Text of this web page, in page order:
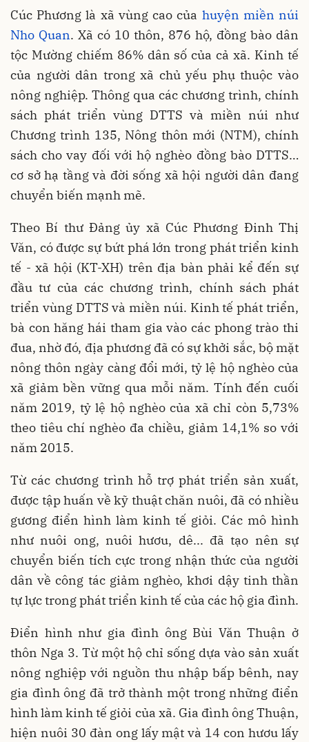
Cúc Phương là xã vùng cao của huyện miền núi
Nho Quan. Xã có 10 thôn, 876 hộ, đồng bào dân
tộc Mường chiếm 86% dân số của cả xã. Kinh tế
của người dân trong xã chủ yếu phụ thuộc vào
nông nghiệp. Thông qua các chương trình, chính
sách phát triển vùng DTTS và miền núi như
Chương trình 135, Nông thôn mới (NTM), chính
sách cho vay đối với hộ nghèo đồng bào DTTS…
cơ sở hạ tầng và đời sống xã hội người dân đang
chuyển biến mạnh mẽ.
Theo Bí thư Đảng ủy xã Cúc Phương Đinh Thị
Văn, có được sự bứt phá lớn trong phát triển kinh
tế - xã hội (KT-XH) trên địa bàn phải kể đến sự
đầu tư của các chương trình, chính sách phát
triển vùng DTTS và miền núi. Kinh tế phát triển,
bà con hăng hái tham gia vào các phong trào thi
đua, nhờ đó, địa phương đã có sự khởi sắc, bộ mặt
nông thôn ngày càng đổi mới, tỷ lệ hộ nghèo của
xã giảm bền vững qua mỗi năm. Tính đến cuối
năm 2019, tỷ lệ hộ nghèo của xã chỉ còn 5,73%
theo tiêu chí nghèo đa chiều, giảm 14,1% so với
năm 2015.
Từ các chương trình hỗ trợ phát triển sản xuất,
được tập huấn về kỹ thuật chăn nuôi, đã có nhiều
gương điển hình làm kinh tế giỏi. Các mô hình
như nuôi ong, nuôi hươu, dê... đã tạo nên sự
chuyển biến tích cực trong nhận thức của người
dân về công tác giảm nghèo, khơi dậy tinh thần
tự lực trong phát triển kinh tế của các hộ gia đình.
Điển hình như gia đình ông Bùi Văn Thuận ở
thôn Nga 3. Từ một hộ chỉ sống dựa vào sản xuất
nông nghiệp với nguồn thu nhập bấp bênh, nay
gia đình ông đã trở thành một trong những điển
hình làm kinh tế giỏi của xã. Gia đình ông Thuận,
hiện nuôi 30 đàn ong lấy mật và 14 con hươu lấy